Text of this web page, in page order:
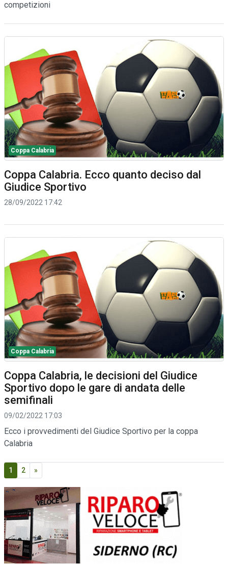
competizioni
Coppa Calabria
Coppa Calabria. Ecco quanto deciso dal
Giudice Sportivo
28/09/2022 17:42
Coppa Calabria
Coppa Calabria, le decisioni del Giudice
Sportivo dopo le gare di andata delle
semifinali
09/02/2022 17:03
Ecco i provvedimenti del Giudice Sportivo per la coppa
Calabria
1 2 »